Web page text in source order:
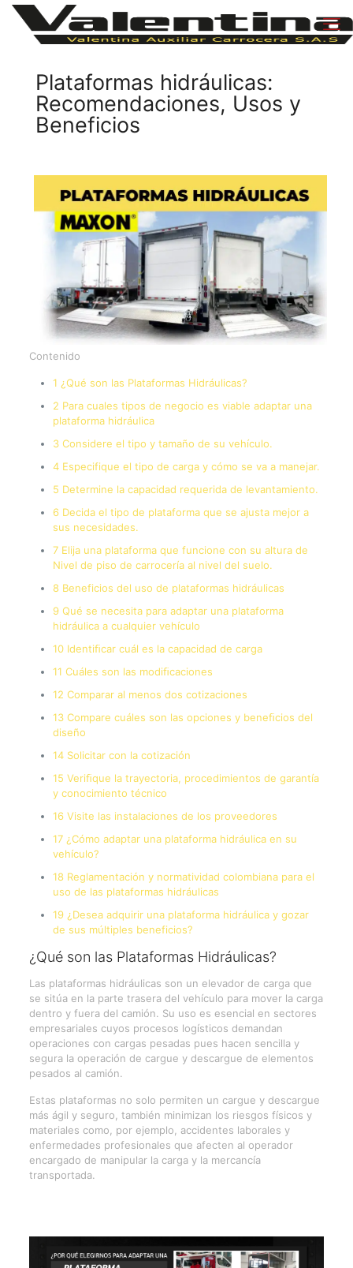
Plataformas hidráulicas:
Recomendaciones, Usos y
Beneficios
Contenido
1 ¿Qué son las Plataformas Hidráulicas?
2 Para cuales tipos de negocio es viable adaptar una
plataforma hidráulica
3 Considere el tipo y tamaño de su vehículo.
4 Especifique el tipo de carga y cómo se va a manejar.
5 Determine la capacidad requerida de levantamiento.
6 Decida el tipo de plataforma que se ajusta mejor a
sus necesidades.
7 Elija una plataforma que funcione con su altura de
Nivel de piso de carrocería al nivel del suelo.
8 Beneficios del uso de plataformas hidráulicas
9 Qué se necesita para adaptar una plataforma
hidráulica a cualquier vehículo
10 Identiﬁcar cuál es la capacidad de carga
11 Cuáles son las modiﬁcaciones
12 Comparar al menos dos cotizaciones
13 Compare cuáles son las opciones y beneﬁcios del
diseño
14 Solicitar con la cotización
15 Veriﬁque la trayectoria, procedimientos de garantía
y conocimiento técnico
16 Visite las instalaciones de los proveedores
17 ¿Cómo adaptar una plataforma hidráulica en su
vehículo?
18 Reglamentación y normatividad colombiana para el
uso de las plataformas hidráulicas
19 ¿Desea adquirir una plataforma hidráulica y gozar
de sus múltiples beneficios?
¿Qué son las Plataformas Hidráulicas?
Las plataformas hidráulicas son un elevador de carga que
se sitúa en la parte trasera del vehículo para mover la carga
dentro y fuera del camión. Su uso es esencial en sectores
empresariales cuyos procesos logísticos demandan
operaciones con cargas pesadas pues hacen sencilla y
segura la operación de cargue y descargue de elementos
pesados al camión.
Estas plataformas no solo permiten un cargue y descargue
más ágil y seguro, también minimizan los riesgos físicos y
materiales como, por ejemplo, accidentes laborales y
enfermedades profesionales que afecten al operador
encargado de manipular la carga y la mercancía
transportada.